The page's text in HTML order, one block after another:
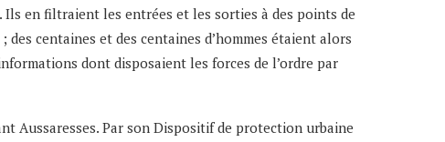
en filtraient les entrées et les sorties à des points de
centaines et des centaines d’hommes étaient alors
dont disposaient les forces de l’ordre par
Aussaresses. Par son Dispositif de protection urbaine